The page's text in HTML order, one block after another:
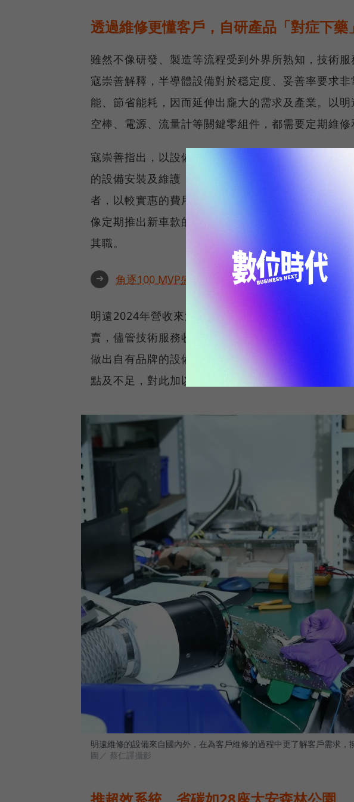
透過維修更懂客戶，自研產品「對症下藥」
雖然不像研發、製造等流程受到外界所熟知，技術
寇崇善解釋，半導體設備對於穩定度、妥善率要求
能、節省能耗，因而延伸出龐大的需求及產業。以
空棒、電源、流量計等關鍵零組件，都需要定期維修
寇崇善指出，以設備大廠如應用材料（Applied
的設備安裝及維護，但設備原廠的營運重心畢竟著
者，以較實惠的費用、快速靈活地提供服務來搶食
像定期推出新車款的品牌車廠，技術服務廠好比專
其職。
➜ 角逐100 MVP盛典雙重榮耀！國際品牌X經理人
明遠2024年營收來源近半來自技術服務，自有品牌
賣，儘管技術服務收入穩定、毛利較高，寇崇善說
做出自有品牌的設備。」而透過為客戶維修的過程
點及不足，對此加以研發解決，這也是由技術服務切
明遠維修的設備來自國內外，在為客戶維修的過程中更了解客戶需求
圖／ 蔡仁譯攝影